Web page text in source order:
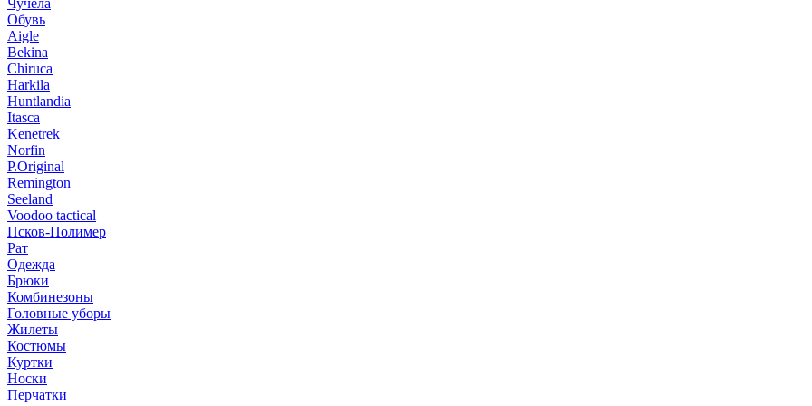
Чучела
Обувь
Aigle
Bekina
Chiruсa
Harkila
Huntlandia
Itasca
Kenetrek
Norfin
P.Original
Remington
Seeland
Voodoo tactical
Псков-Полимер
Рат
Одежда
Брюки
Комбинезоны
Головные уборы
Жилеты
Костюмы
Куртки
Носки
Перчатки